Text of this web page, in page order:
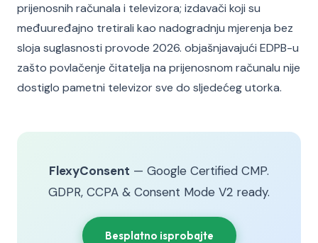
prijenosnih računala i televizora; izdavači koji su
međuuređajno tretirali kao nadogradnju mjerenja bez
sloja suglasnosti provode 2026. objašnjavajući EDPB-u
zašto povlačenje čitatelja na prijenosnom računalu nije
dostiglo pametni televizor sve do sljedećeg utorka.
FlexyConsent — Google Certified CMP.
GDPR, CCPA & Consent Mode V2 ready.
Besplatno isprobajte